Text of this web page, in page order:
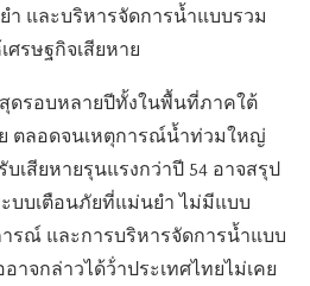
และบริหารจัดการน้ำแบบรวม
รษฐกิจเสียหาย
รอบหลายปีทั้งในพื้นที่ภาคใต้
ตลอดจนเหตุการณ์น้ำท่วมใหญ่
เสียหายรุนแรงกว่าปี 54 อาจสรุป
บบเตือนภัยที่แม่นยำ ไม่มีแบบ
รณ์ และการบริหารจัดการน้ำแบบ
จกล่าวได้ว้่าประเทศไทยไม่เคย